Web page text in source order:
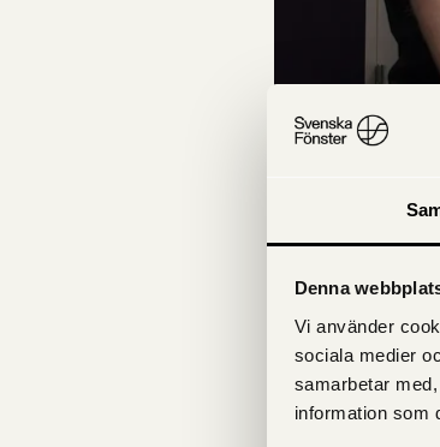
Denna
Vi använder
sociala medier
samarbetar
information som
Utbildare Niklas
montaget kan du
Vi på Svenska
lösningarna –
annat montage,
frågor och svar.
så kan det bli